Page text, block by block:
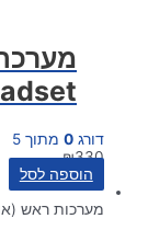
דורג 0 מתוך 5
₪330
הוספה לסל
מערכות ראש